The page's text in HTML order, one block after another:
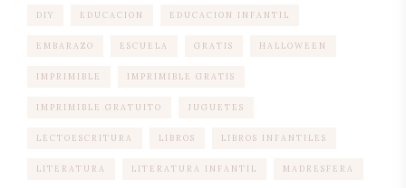
DIY EDUCACION EDUCACION INFANTIL
EMBARAZO ESCUELA GRATIS HALLOWEEN
IMPRIMIBLE IMPRIMIBLE GRATIS
IMPRIMIBLE GRATUITO JUGUETES
LECTOESCRITURA LIBROS LIBROS INFANTILES
LITERATURA LITERATURA INFANTIL MADRESFERA